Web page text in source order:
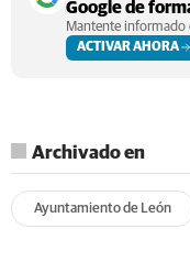
Google de
Mantente informado
ACTIVAR AHORA
Archivado en
Ayuntamiento de León